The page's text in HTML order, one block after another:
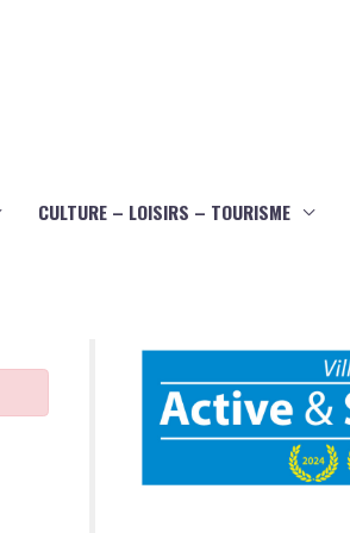
CULTURE – LOISIRS – TOURISME